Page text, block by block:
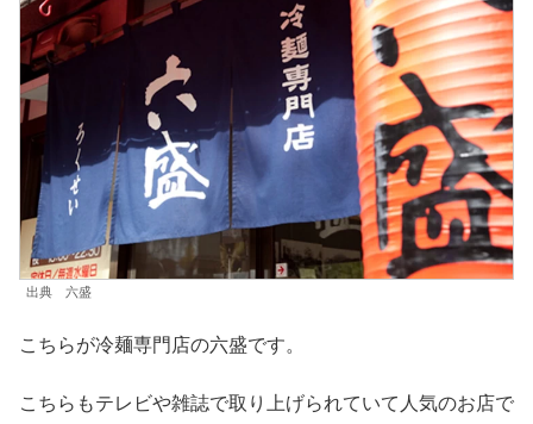
出典 六盛
こちらが冷麺専門店の六盛です。
こちらもテレビや雑誌で取り上げられていて人気のお店で